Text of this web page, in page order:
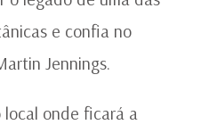
e confia no
Jennings.
local onde ficará a